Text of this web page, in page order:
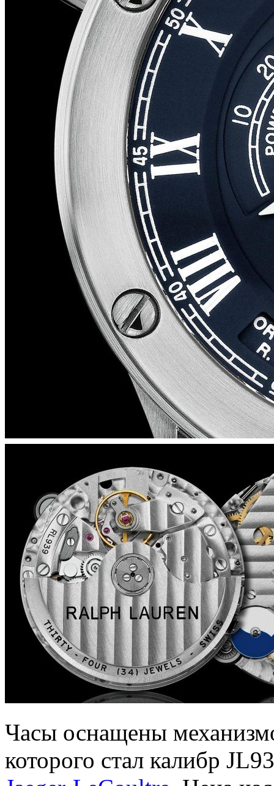
Часы оснащены
которого стал калибр